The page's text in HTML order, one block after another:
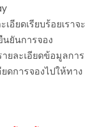
เอียดเรียบร้อยเราจะ
ยันการจอง
ยละเอียดข้อมูลการ
ดการจองไปให้ทาง